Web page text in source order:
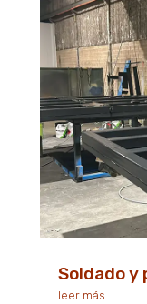
Soldado y
leer más